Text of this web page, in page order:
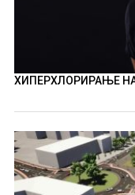
ХИПЕРХЛОРИРАЊЕ